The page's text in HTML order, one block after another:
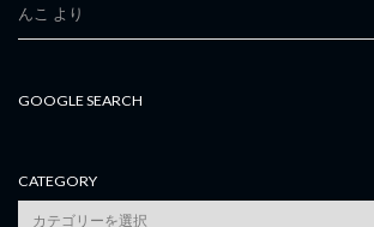
んこ より
GOOGLE SEARCH
CATEGORY
category